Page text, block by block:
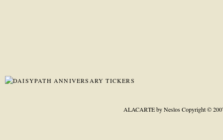
ALACARTE by NeslosCopyright ©